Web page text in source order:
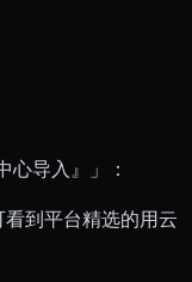
导入』」：
看到平台精选的用云